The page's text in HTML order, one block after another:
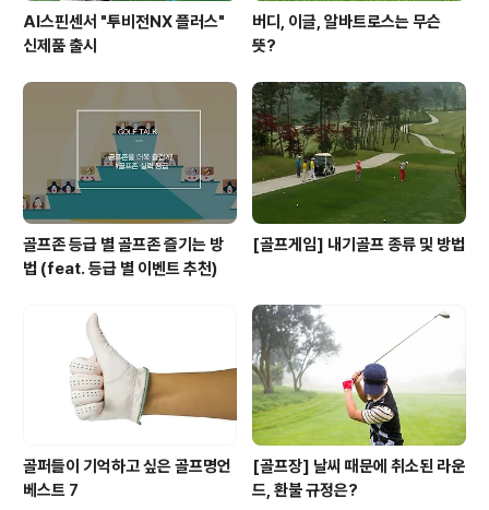
AI스핀센서 "투비전NX 플러스"
신제품 출시
버디, 이글, 알바트로스는 무슨
뜻?
골프존 등급 별 골프존 즐기는 방
법 (feat. 등급 별 이벤트 추천)
[골프게임] 내기골프 종류 및 방법
골퍼들이 기억하고 싶은 골프명언
베스트 7
[골프장] 날씨 때문에 취소된 라운
드, 환불 규정은?